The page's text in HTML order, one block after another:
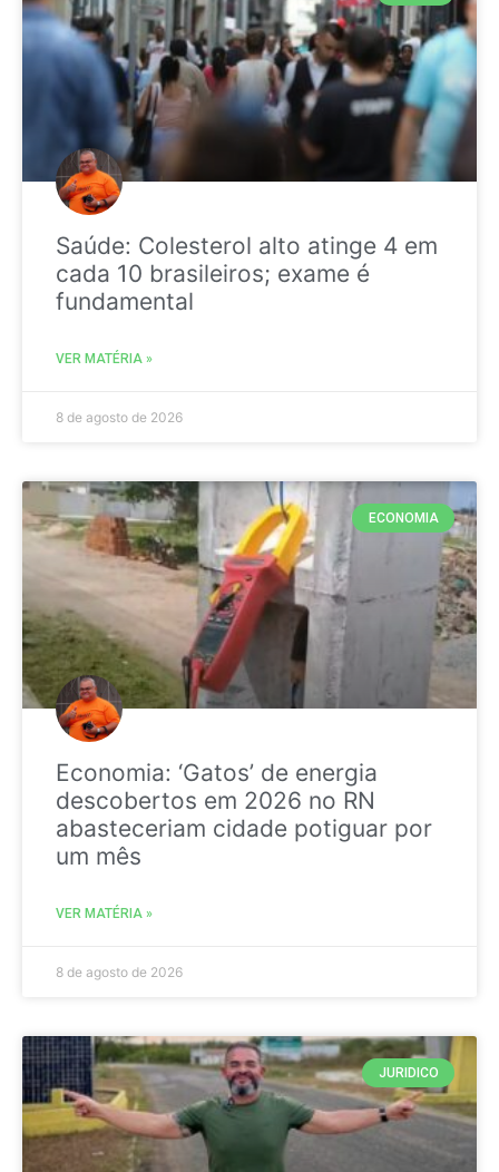
Saúde: Colesterol alto atinge 4 em
cada 10 brasileiros; exame é
fundamental
VER MATÉRIA »
8 de agosto de 2026
ECONOMIA
Economia: ‘Gatos’ de energia
descobertos em 2026 no RN
abasteceriam cidade potiguar por
um mês
VER MATÉRIA »
8 de agosto de 2026
JURIDICO